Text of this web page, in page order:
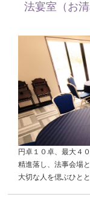
法宴室（お清
円卓１０卓、最大４
精進落し、法事会場
大切な人を偲ぶひと